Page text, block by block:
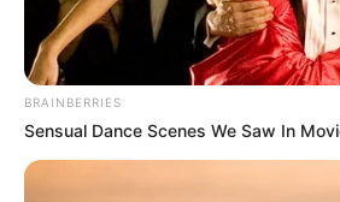
สรุปลักษณะเด่นภาพรวมเด่นมากเ
หัวใจหลายดวง จอมหลักการ เจรจา
มาดดี มีลิ้นดีเป็นพิเศษ ชอบเดินทาง
พิเศษมองการณ์ไกลเก่ง และทะลุด้
สมองมีแสงสีฟ้า
BRAINBERRIES
Sensual Dance Scenes We Saw In